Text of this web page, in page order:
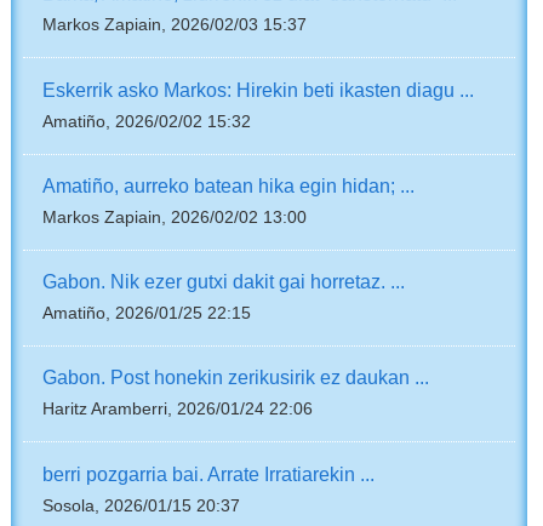
Markos Zapiain, 2026/02/03 15:37
Eskerrik asko Markos: Hirekin beti ikasten diagu ...
Amatiño, 2026/02/02 15:32
Amatiño, aurreko batean hika egin hidan; ...
Markos Zapiain, 2026/02/02 13:00
Gabon. Nik ezer gutxi dakit gai horretaz. ...
Amatiño, 2026/01/25 22:15
Gabon. Post honekin zerikusirik ez daukan ...
Haritz Aramberri, 2026/01/24 22:06
berri pozgarria bai. Arrate Irratiarekin ...
Sosola, 2026/01/15 20:37